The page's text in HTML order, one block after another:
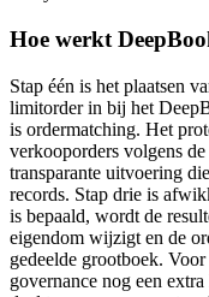
Hoe werkt
Stap één is het plaatsen
limitorder in bij het
is ordermatching. Het
verkooporders volgens
transparante uitvoering
records. Stap drie is
is bepaald, wordt de
eigendom wijzigt en de
gedeelde grootboek.
governance nog een